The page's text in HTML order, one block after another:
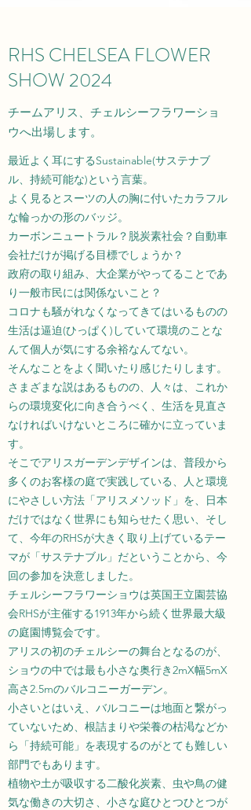
RHS CHELSEA FLOWER
SHOW 2024
チームアリス、チェルシーフラワーショ
ウへ出場します。
最近よく耳にするSustainable(サステナブ
ル、持続可能な)という言葉。
よく見るとスーツの人の胸に付いたカラフル
な輪っかの形のバッジ。
カーボンニュートラル？脱炭素社会？自動車
会社だけが掲げる目標でしょうか？
政府の取り組み、大企業がやってることであ
り一般市民には関係ないこと？
コロナも騒がれなくなってきてはいるものの
生活は逼迫(ひっぱく)していて環境のことな
んて個人が気にする余裕なんてない。
そんなことをよく聞いたり感じたりします。
さまざまな説はあるものの、人々は、これか
らの環境変化に向き合うべく、生活を見直さ
なければいけないところに確かに立っていま
す。
そこでアリスガーデンデザインは、普段から
多くのお客様の庭で実践している、人と環境
にやさしい方法「アリスメソッド」を、日本
だけではなく世界にも知らせたく思い、そし
て、今年のRHSが大きく取り上げているテー
マが「サステナブル」だということから、今
回の参加を決意しました。
チェルシーフラワーショウは英国王立園芸協
会RHSが主催する1913年から続く世界最大級
の庭園博覧会です。
アリスの初のチェルシーの舞台となるのが、
ショウの中では最も小さな奥行き2mX幅5mX
高さ2.5mのバルコニーガーデン。
小さいとはいえ、バルコニーは地面と繋がっ
ていないため、根詰まりや栄養の枯渇などか
ら「持続可能」を表現するのがとても難しい
部門でもあります。
植物や土が吸収する二酸化炭素、虫や鳥の健
気な働きの大切さ、小さな庭ひとつひとつが